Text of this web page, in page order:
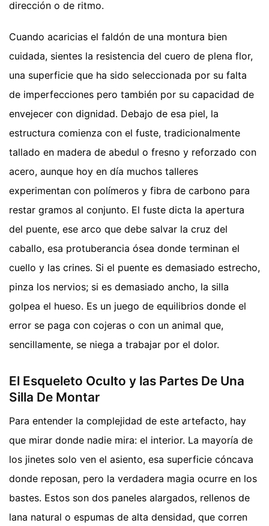
dirección o de ritmo.
Cuando acaricias el faldón de una montura bien
cuidada, sientes la resistencia del cuero de plena flor,
una superficie que ha sido seleccionada por su falta
de imperfecciones pero también por su capacidad de
envejecer con dignidad. Debajo de esa piel, la
estructura comienza con el fuste, tradicionalmente
tallado en madera de abedul o fresno y reforzado con
acero, aunque hoy en día muchos talleres
experimentan con polímeros y fibra de carbono para
restar gramos al conjunto. El fuste dicta la apertura
del puente, ese arco que debe salvar la cruz del
caballo, esa protuberancia ósea donde terminan el
cuello y las crines. Si el puente es demasiado estrecho,
pinza los nervios; si es demasiado ancho, la silla
golpea el hueso. Es un juego de equilibrios donde el
error se paga con cojeras o con un animal que,
sencillamente, se niega a trabajar por el dolor.
El Esqueleto Oculto y las Partes De Una
Silla De Montar
Para entender la complejidad de este artefacto, hay
que mirar donde nadie mira: el interior. La mayoría de
los jinetes solo ven el asiento, esa superficie cóncava
donde reposan, pero la verdadera magia ocurre en los
bastes. Estos son dos paneles alargados, rellenos de
lana natural o espumas de alta densidad, que corren